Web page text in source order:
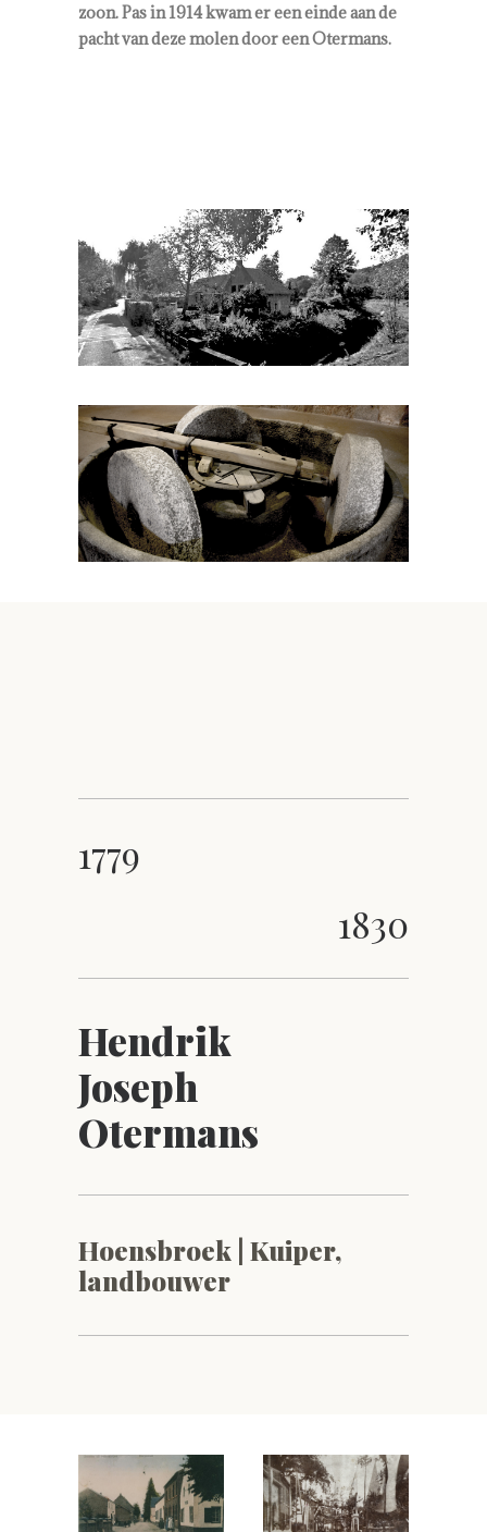
zoon. Pas in 1914 kwam er een einde aan de
pacht van deze molen door een Otermans.
1779
1830
Hendrik
Joseph
Otermans
Hoensbroek | Kuiper,
landbouwer